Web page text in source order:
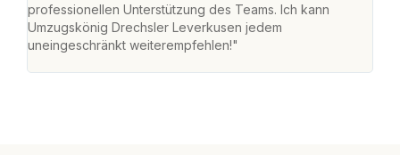
professionellen Unterstützung des Teams. Ich kann
Umzugskönig Drechsler Leverkusen jedem
uneingeschränkt weiterempfehlen!"